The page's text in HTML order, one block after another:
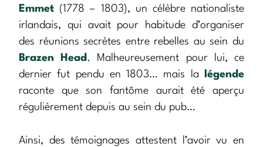
Emmet (1778 – 1803), un célèbre nationaliste
irlandais, qui avait pour habitude d’organiser
des réunions secrètes entre rebelles au sein du
Brazen Head . Malheureusement pour lui, ce
dernier fut pendu en 1803… mais la
légende
raconte que son fantôme aurait été aperçu
régulièrement depuis au sein du pub…
Ainsi, des témoignages attestent l’avoir vu en